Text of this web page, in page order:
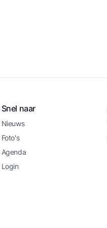
Snel naar
Nieuws
Foto's
Agenda
Login